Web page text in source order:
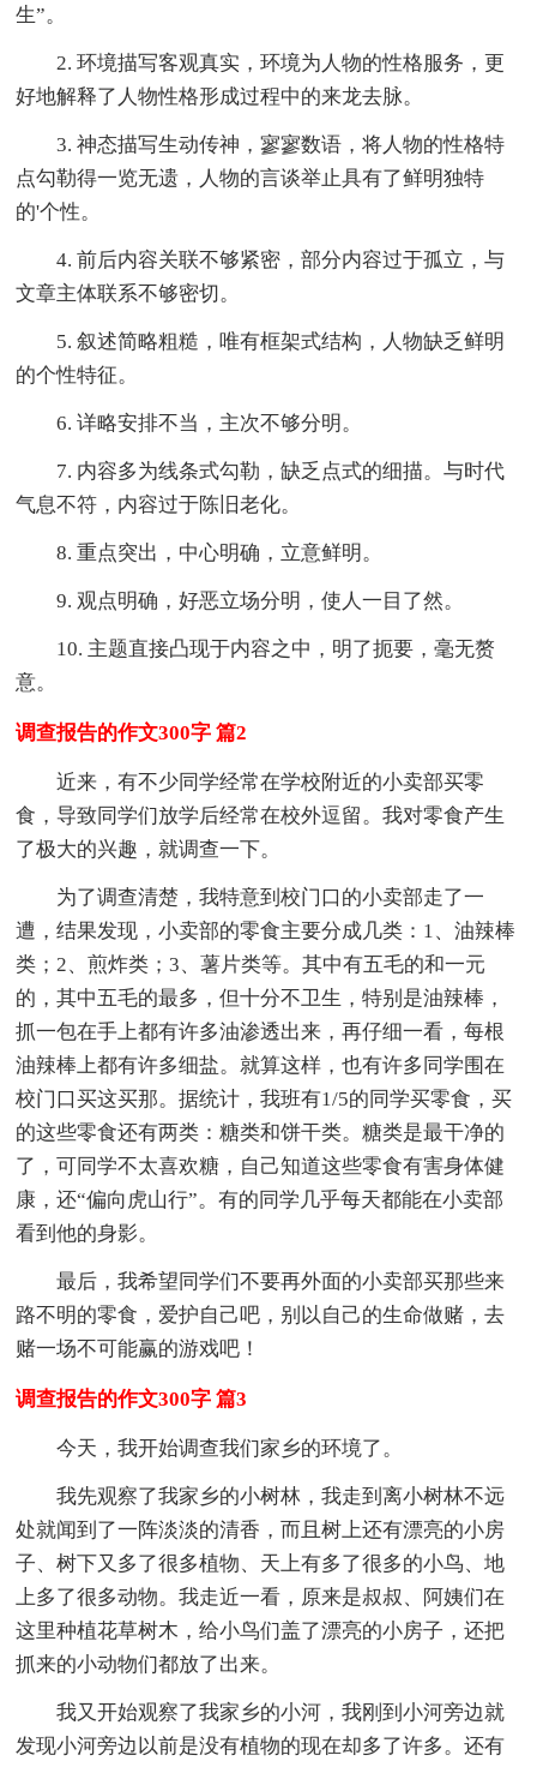
生”。
2. 环境描写客观真实，环境为人物的性格服务，更
好地解释了人物性格形成过程中的来龙去脉。
3. 神态描写生动传神，寥寥数语，将人物的性格特
点勾勒得一览无遗，人物的言谈举止具有了鲜明独特
的'个性。
4. 前后内容关联不够紧密，部分内容过于孤立，与
文章主体联系不够密切。
5. 叙述简略粗糙，唯有框架式结构，人物缺乏鲜明
的个性特征。
6. 详略安排不当，主次不够分明。
7. 内容多为线条式勾勒，缺乏点式的细描。与时代
气息不符，内容过于陈旧老化。
8. 重点突出，中心明确，立意鲜明。
9. 观点明确，好恶立场分明，使人一目了然。
10. 主题直接凸现于内容之中，明了扼要，毫无赘
意。
调查报告的作文300字 篇2
近来，有不少同学经常在学校附近的小卖部买零
食，导致同学们放学后经常在校外逗留。我对零食产生
了极大的兴趣，就调查一下。
为了调查清楚，我特意到校门口的小卖部走了一
遭，结果发现，小卖部的零食主要分成几类：1、油辣棒
类；2、煎炸类；3、薯片类等。其中有五毛的和一元
的，其中五毛的最多，但十分不卫生，特别是油辣棒，
抓一包在手上都有许多油渗透出来，再仔细一看，每根
油辣棒上都有许多细盐。就算这样，也有许多同学围在
校门口买这买那。据统计，我班有1/5的同学买零食，买
的这些零食还有两类：糖类和饼干类。糖类是最干净的
了，可同学不太喜欢糖，自己知道这些零食有害身体健
康，还“偏向虎山行”。有的同学几乎每天都能在小卖部
看到他的身影。
最后，我希望同学们不要再外面的小卖部买那些来
路不明的零食，爱护自己吧，别以自己的生命做赌，去
赌一场不可能赢的游戏吧！
调查报告的作文300字 篇3
今天，我开始调查我们家乡的环境了。
我先观察了我家乡的小树林，我走到离小树林不远
处就闻到了一阵淡淡的清香，而且树上还有漂亮的小房
子、树下又多了很多植物、天上有多了很多的小鸟、地
上多了很多动物。我走近一看，原来是叔叔、阿姨们在
这里种植花草树木，给小鸟们盖了漂亮的小房子，还把
抓来的小动物们都放了出来。
我又开始观察了我家乡的小河，我刚到小河旁边就
发现小河旁边以前是没有植物的现在却多了许多。还有